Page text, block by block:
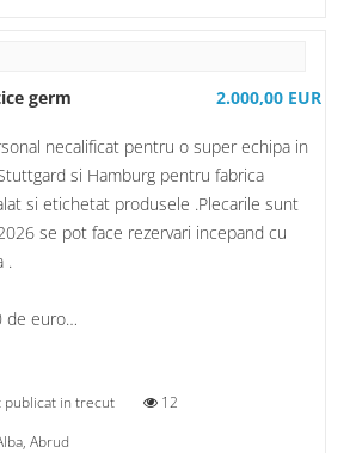
germ 2.000,00 EUR
necalificat pentru o super echipa in
si Hamburg pentru fabrica
si etichetat produsele .Plecarile sunt
se pot face rezervari incepand cu
.
de euro…
publicat in trecut
12
Abrud